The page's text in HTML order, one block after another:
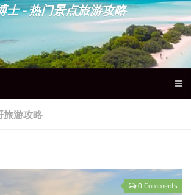
士 - 热门景点旅游攻略
旅游攻略
0 Comments